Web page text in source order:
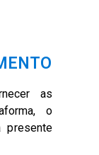
as
o
presente